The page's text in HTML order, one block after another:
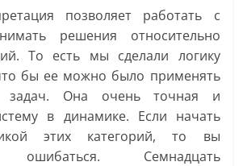
позволяет работать с
решения относительно
То есть мы сделали логику
бы ее можно было применять
задач. Она очень точная и
в динамике. Если начать
этих категорий, то вы
ошибаться. Семнадцать